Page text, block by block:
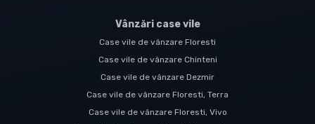
Vânzări case vile
Case vile de vânzare Floresti
Case vile de vânzare Chinteni
Case vile de vânzare Dezmir
Case vile de vânzare Floresti, Terra
Case vile de vânzare Floresti, Vivo